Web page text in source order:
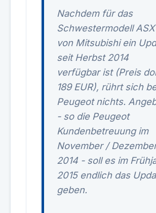
Nachdem für das
Schwestermodell ASX
von Mitsubishi ein
seit Herbst 2014
verfügbar ist (Preis
189 EUR), rührt sich
Peugeot nichts.
- so die Peugeot
Kundenbetreuung im
November /
2014 - soll es im
2015 endlich das
geben.